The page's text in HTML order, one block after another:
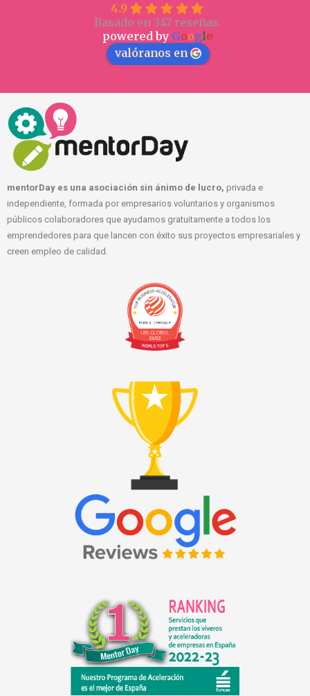
4.9
Basado en 347 reseñas.
powered by Google
valóranos en
mentorDay es una asociación sin ánimo de lucro, privada e
independiente, formada por empresarios voluntarios y organismos
públicos colaboradores que ayudamos gratuitamente a todos los
emprendedores para que lancen con éxito sus proyectos empresariales y
creen empleo de calidad.